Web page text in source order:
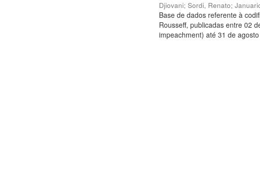
Djiovani;Sordi, Renato;
Base de dados referente à
Rousseff, publicadas entre 02
impeachment) até 31 de